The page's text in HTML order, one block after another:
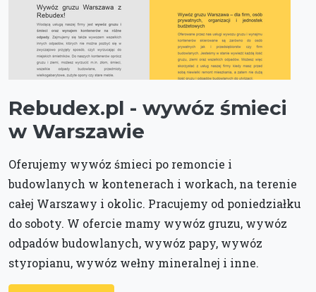
Rebudex.pl - wywóz śmieci
w Warszawie
Oferujemy wywóz śmieci po remoncie i
budowlanych w kontenerach i workach, na terenie
całej Warszawy i okolic. Pracujemy od poniedziałku
do soboty. W ofercie mamy wywóz gruzu, wywóz
odpadów budowlanych, wywóz papy, wywóz
styropianu, wywóz wełny mineralnej i inne.